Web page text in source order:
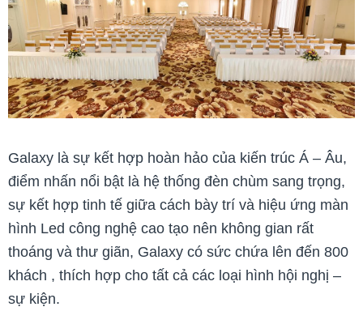
Galaxy là sự kết hợp hoàn hảo của kiến trúc Á – Âu,
điểm nhấn nổi bật là hệ thống đèn chùm sang trọng,
sự kết hợp tinh tế giữa cách bày trí và hiệu ứng màn
hình Led công nghệ cao tạo nên không gian rất
thoáng và thư giãn, Galaxy có sức chứa lên đến 800
khách , thích hợp cho tất cả các loại hình hội nghị –
sự kiện.